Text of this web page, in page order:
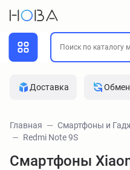
Доставка Обмен
Главная Смартфоны и
Redmi Note 9S
Смартфоны